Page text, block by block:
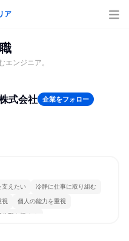
ア
エンジニア。
式会社 企業をフォロー
支えたい 冷静に仕事に取り組む
視 個人の能力を重視
分野を極める